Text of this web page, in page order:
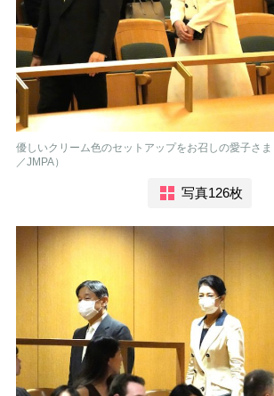
優しいクリーム色のセットアップをお召しの愛子さ
／JMPA）
写真126枚